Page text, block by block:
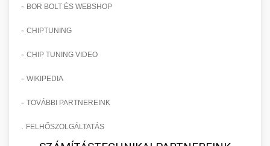
- BOR BOLT ÉS WEBSHOP
- CHIPTUNING
- CHIP TUNING VIDEO
- WIKIPEDIA
- TOVÁBBI PARTNEREINK
FELHŐSZOLGÁLTATÁS